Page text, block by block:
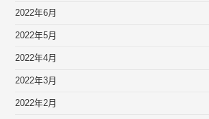
2022年6月
2022年5月
2022年4月
2022年3月
2022年2月